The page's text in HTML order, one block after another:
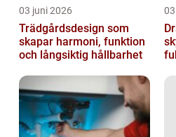
03 juni 2026
Trädgårdsdesign som
skapar harmoni, funktion
och långsiktig hållbarhet